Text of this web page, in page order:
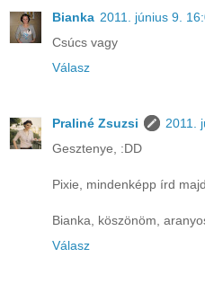
Bianka 2011. június 9.
Csúcs vagy
Válasz
Praliné Zsuzsi
2011.
Gesztenye, :DD
Pixie, mindenképp írd
Bianka, köszönöm,
Válasz